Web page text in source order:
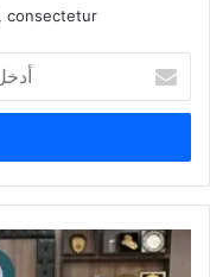
consectetur.
بريدك
الإلكتروني
وزارة
النفط